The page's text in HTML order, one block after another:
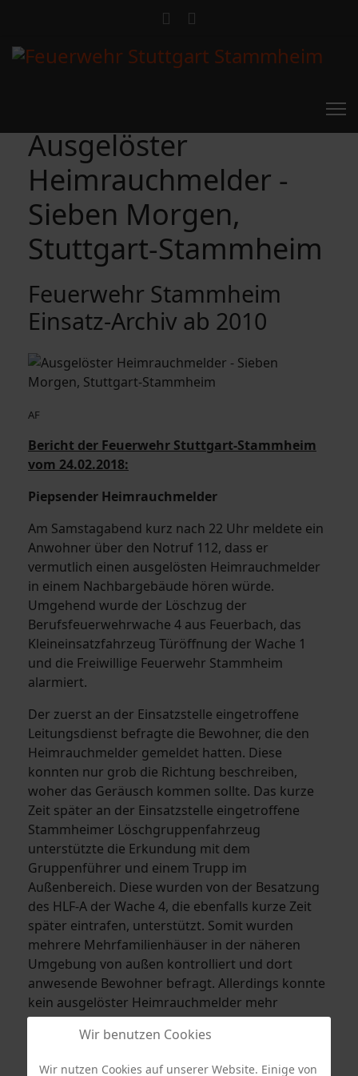
Feuerwehr Stammheim
Einsatz-Archiv ab 2010
Ausgelöster
Heimrauchmelder -
Sieben Morgen,
Stuttgart-Stammheim
AF
Bericht der Feuerwehr Stuttgart-Stammheim
vom 24.02.2018:
Piepsender Heimrauchmelder
Am Samstagabend kurz nach 22 Uhr meldete ein
Anwohner über den Notruf 112, dass er
vermutlich einen ausgelösten Heimrauchmelder
in einem Nachbargebäude hören würde.
Umgehend wurde der Löschzug der
Berufsfeuerwehrwache 4 aus Feuerbach, das
Kleineinsatzfahrzeug Türöffnung der Wache 1
und die Freiwillige Feuerwehr Stammheim
alarmiert.
Der zuerst an der Einsatzstelle eingetroffene
Leitungsdienst befragte die Bewohner, die den
Heimrauchmelder gemeldet hatten. Diese
konnten nur grob die Richtung beschreiben,
woher das Geräusch kommen sollte. Das kurze
Zeit später an der Einsatzstelle eingetroffene
Stammheimer Löschgruppenfahrzeug
unterstützte die Erkundung mit dem
Gruppenführer und einem Trupp im
Außenbereich. Diese wurden von der Besatzung
des HLF-A der Wache 4, die ebenfalls kurze Zeit
später eintrafen, unterstützt. Somit wurden
mehrere Mehrfamilienhäuser in der näheren
Umgebung von außen kontrolliert und dort
anwesende Bewohner befragt. Allerdings konnte
kein ausgelöster Heimrauchmelder mehr
lokalisiert werden. Somit wurde der Einsatz nach
ca. 30 Minuten beendet.
Wir benutzen Cookies
Wir nutzen Cookies auf unserer Website. Einige von